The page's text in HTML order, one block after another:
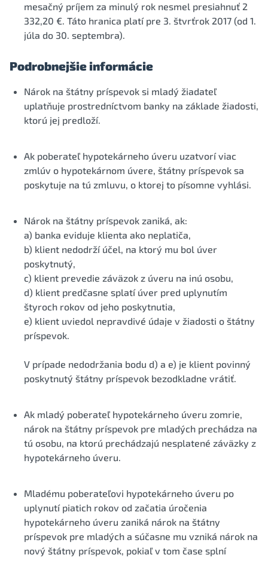
mesačný príjem za minulý rok nesmel presiahnuť 2
332,20 €. Táto hranica platí pre 3. štvrťrok 2017 (od 1.
júla do 30. septembra).
Podrobnejšie informácie
Nárok na štátny príspevok si mladý žiadateľ
uplatňuje prostredníctvom banky na základe žiadosti,
ktorú jej predloží.
Ak poberateľ hypotekárneho úveru uzatvorí viac
zmlúv o hypotekárnom úvere, štátny príspevok sa
poskytuje na tú zmluvu, o ktorej to písomne vyhlási.
Nárok na štátny príspevok zaniká, ak:
a) banka eviduje klienta ako neplatiča,
b) klient nedodrží účel, na ktorý mu bol úver
poskytnutý,
c) klient prevedie záväzok z úveru na inú osobu,
d) klient predčasne splatí úver pred uplynutím
štyroch rokov od jeho poskytnutia,
e) klient uviedol nepravdivé údaje v žiadosti o štátny
príspevok.
V prípade nedodržania bodu d) a e) je klient povinný
poskytnutý štátny príspevok bezodkladne vrátiť.
Ak mladý poberateľ hypotekárneho úveru zomrie,
nárok na štátny príspevok pre mladých prechádza na
tú osobu, na ktorú prechádzajú nesplatené záväzky z
hypotekárneho úveru.
Mladému poberateľovi hypotekárneho úveru po
uplynutí piatich rokov od začatia úročenia
hypotekárneho úveru zaniká nárok na štátny
príspevok pre mladých a súčasne mu vzniká nárok na
nový štátny príspevok, pokiaľ v tom čase splní